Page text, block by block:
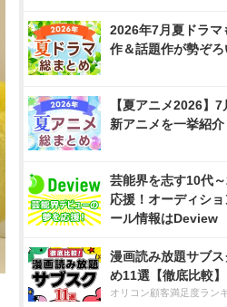
2026年7月夏ドラマ
作＆話題作が勢ぞろ
【夏アニメ2026】
新アニメを一挙紹介
芸能界を志す10代
応援！オーディショ
ール情報はDeview
漫画読み放題サブ
め11選【徹底比較】
オリコン顧客満足度ラン